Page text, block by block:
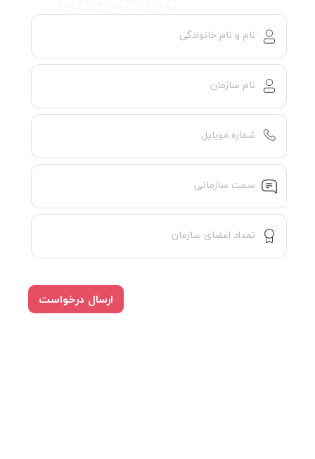
نام و نام خانوادگی
نام سازمان
شماره موبایل
سمت سازمانی
تعداد اعضای سازمان
ارسال درخواست